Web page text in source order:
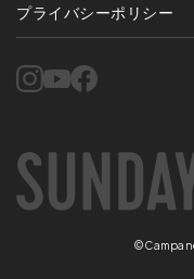
プライバシーポリシー